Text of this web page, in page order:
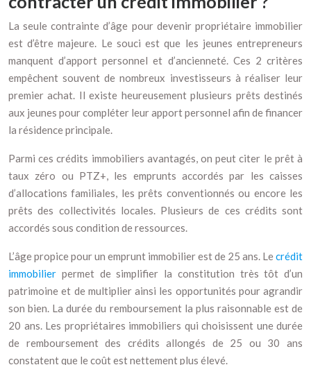
La seule contrainte d’âge pour devenir propriétaire immobilier
est d’être majeure. Le souci est que les jeunes entrepreneurs
manquent d’apport personnel et d’ancienneté. Ces 2 critères
empêchent souvent de nombreux investisseurs à réaliser leur
premier achat. Il existe heureusement plusieurs prêts destinés
aux jeunes pour compléter leur apport personnel afin de financer
la résidence principale.
Parmi ces crédits immobiliers avantagés, on peut citer le prêt à
taux zéro ou PTZ+, les emprunts accordés par les caisses
d’allocations familiales, les prêts conventionnés ou encore les
prêts des collectivités locales. Plusieurs de ces crédits sont
accordés sous condition de ressources.
L’âge propice pour un emprunt immobilier est de 25 ans. Lecrédit
immobilier permet de simplifier la constitution très tôt d’un
patrimoine et de multiplier ainsi les opportunités pour agrandir
son bien. La durée du remboursement la plus raisonnable est de
20 ans. Les propriétaires immobiliers qui choisissent une durée
de remboursement des crédits allongés de 25 ou 30 ans
constatent que le coût est nettement plus élevé.